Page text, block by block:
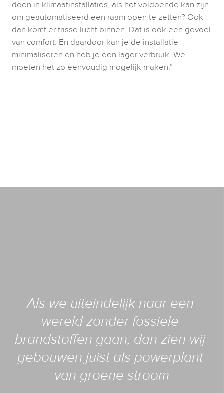
doen in klimaatinstallaties, als het voldoende kan zijn
om geautomatiseerd een raam open te zetten? Ook
dan komt er frisse lucht binnen. Dat is ook een gevoel
van comfort. En daardoor kan je de installatie
minimaliseren en heb je een lager verbruik. We
moeten het zo eenvoudig mogelijk maken.”
Als we uiteindelijk naar een
wereld zonder fossiele
brandstoffen gaan, dan zien wij
gebouwen juist als powerplant
van groene stroom